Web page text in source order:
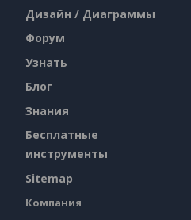
Дизайн / Диаграммы
Форум
Узнать
Блог
Знания
Бесплатные
инструменты
Sitemap
Компания